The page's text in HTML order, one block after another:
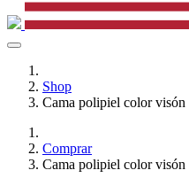
Shop
Cama polipiel color visón
Comprar
Cama polipiel color visón